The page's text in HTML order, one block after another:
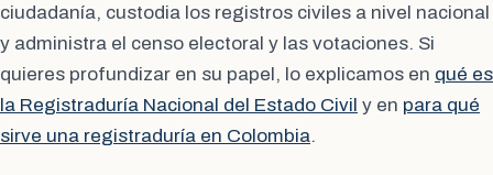
ciudadanía, custodia los registros civiles a nivel nacional
y administra el censo electoral y las votaciones. Si
quieres profundizar en su papel, lo explicamos en qué es
la Registraduría Nacional del Estado Civil y en para qué
sirve una registraduría en Colombia.